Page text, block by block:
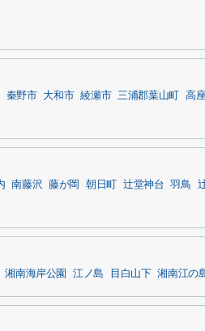
秦野市 大和市 綾瀬市 三浦郡葉山町
高
南藤沢 藤が岡 朝日町 辻堂神台 羽鳥
湘南海岸公園 江ノ島 目白山下 湘南江の